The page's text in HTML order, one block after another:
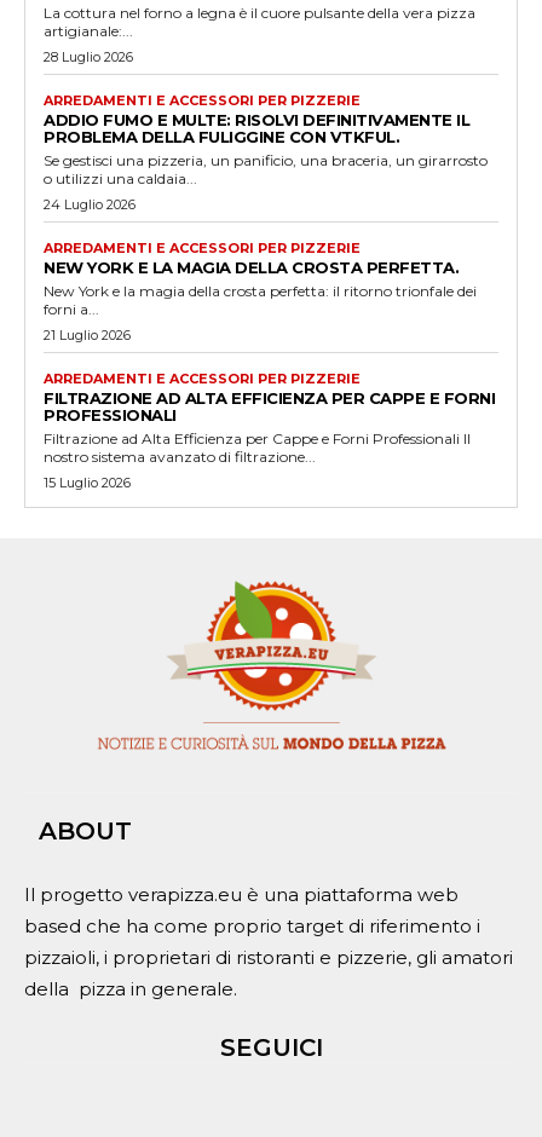
La cottura nel forno a legna è il cuore pulsante della vera pizza
artigianale:...
28 Luglio 2026
ARREDAMENTI E ACCESSORI PER PIZZERIE
ADDIO FUMO E MULTE: RISOLVI DEFINITIVAMENTE IL
PROBLEMA DELLA FULIGGINE CON VTKFUL.
Se gestisci una pizzeria, un panificio, una braceria, un girarrosto
o utilizzi una caldaia...
24 Luglio 2026
ARREDAMENTI E ACCESSORI PER PIZZERIE
NEW YORK E LA MAGIA DELLA CROSTA PERFETTA.
New York e la magia della crosta perfetta: il ritorno trionfale dei
forni a...
21 Luglio 2026
ARREDAMENTI E ACCESSORI PER PIZZERIE
FILTRAZIONE AD ALTA EFFICIENZA PER CAPPE E FORNI
PROFESSIONALI
Filtrazione ad Alta Efficienza per Cappe e Forni Professionali Il
nostro sistema avanzato di filtrazione...
15 Luglio 2026
ABOUT
Il progetto verapizza.eu è una piattaforma web
based che ha come proprio target di riferimento i
pizzaioli, i proprietari di ristoranti e pizzerie, gli amatori
della pizza in generale.
SEGUICI